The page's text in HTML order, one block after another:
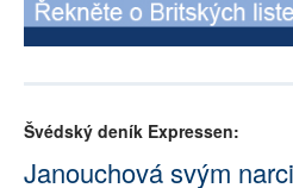
Švédský deník Expressen:
Janouchová svým